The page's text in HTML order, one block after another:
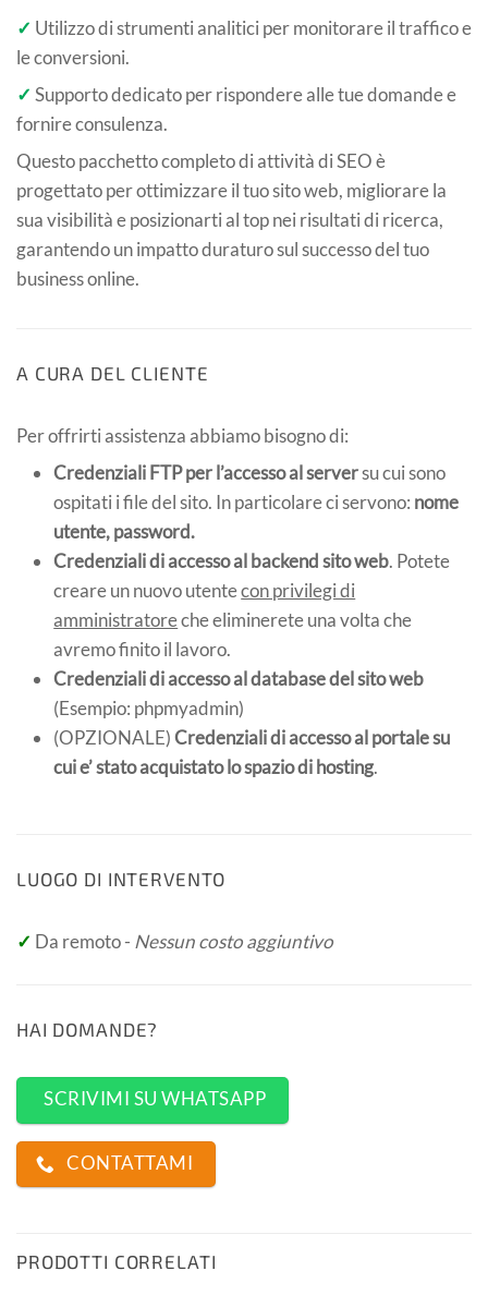
✓ Utilizzo di strumenti analitici per monitorare il traffico e
le conversioni.
✓ Supporto dedicato per rispondere alle tue domande e
fornire consulenza.
Questo pacchetto completo di attività di SEO è
progettato per ottimizzare il tuo sito web, migliorare la
sua visibilità e posizionarti al top nei risultati di ricerca,
garantendo un impatto duraturo sul successo del tuo
business online.
A CURA DEL CLIENTE
Per offrirti assistenza abbiamo bisogno di:
Credenziali FTP per l’accesso al serversu cui sono
ospitati i file del sito. In particolare ci servono: nome
utente,password.
Credenziali di accesso al backend sito web. Potete
creare un nuovo utentecon privilegi di
amministratoreche eliminerete una volta che
avremo finito il lavoro.
Credenziali di accesso al database del sito web
(Esempio: phpmyadmin)
(OPZIONALE)Credenziali di accesso al portale su
cui e’ stato acquistato lo spazio di hosting.
LUOGO DI INTERVENTO
✓ Da remoto - Nessun costo aggiuntivo
HAI DOMANDE?
SCRIVIMI SU WHATSAPP
CONTATTAMI
PRODOTTI CORRELATI